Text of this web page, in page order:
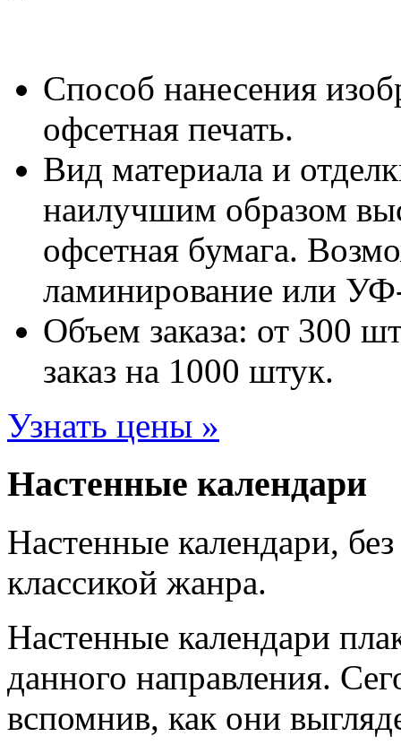
Способ нанесения
офсетная печать.
Вид материала и
наилучшим образом
офсетная бумага.
ламинирование или
Объем заказа: от 300
заказ на 1000 штук.
Узнать цены »
Настенные календари
Настенные календари,
классикой жанра.
Настенные календари
данного направления.
вспомнив, как они